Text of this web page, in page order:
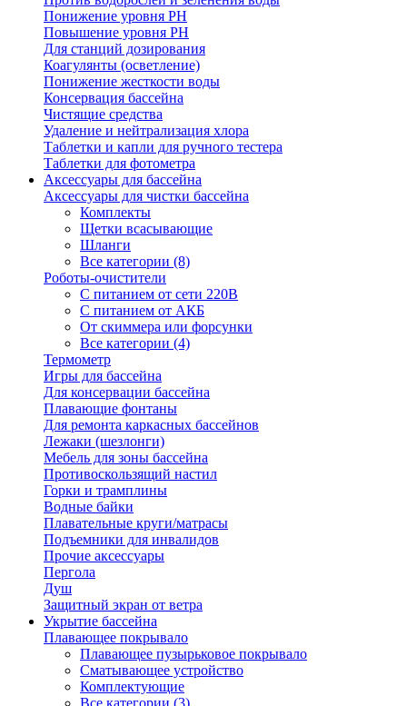
Понижение уровня РН
Повышение уровня РН
Для станций дозирования
Коагулянты (осветление)
Понижение жесткости воды
Консервация бассейна
Чистящие средства
Удаление и нейтрализация хлора
Таблетки и капли для ручного тестера
Таблетки для фотометра
Аксессуары для бассейна
Аксессуары для чистки бассейна
Комплекты
Щетки всасывающие
Шланги
Все категории (8)
Роботы-очистители
С питанием от сети 220В
С питанием от АКБ
От скиммера или форсунки
Все категории (4)
Термометр
Игры для бассейна
Для консервации бассейна
Плавающие фонтаны
Для ремонта каркасных бассейнов
Лежаки (шезлонги)
Мебель для зоны бассейна
Противоскользящий настил
Горки и трамплины
Водные байки
Плавательные круги/матрасы
Подъемники для инвалидов
Прочие аксессуары
Пергола
Душ
Защитный экран от ветра
Укрытие бассейна
Плавающее покрывало
Плавающее пузырьковое покрывало
Сматывающее устройство
Комплектующие
Все категории (3)